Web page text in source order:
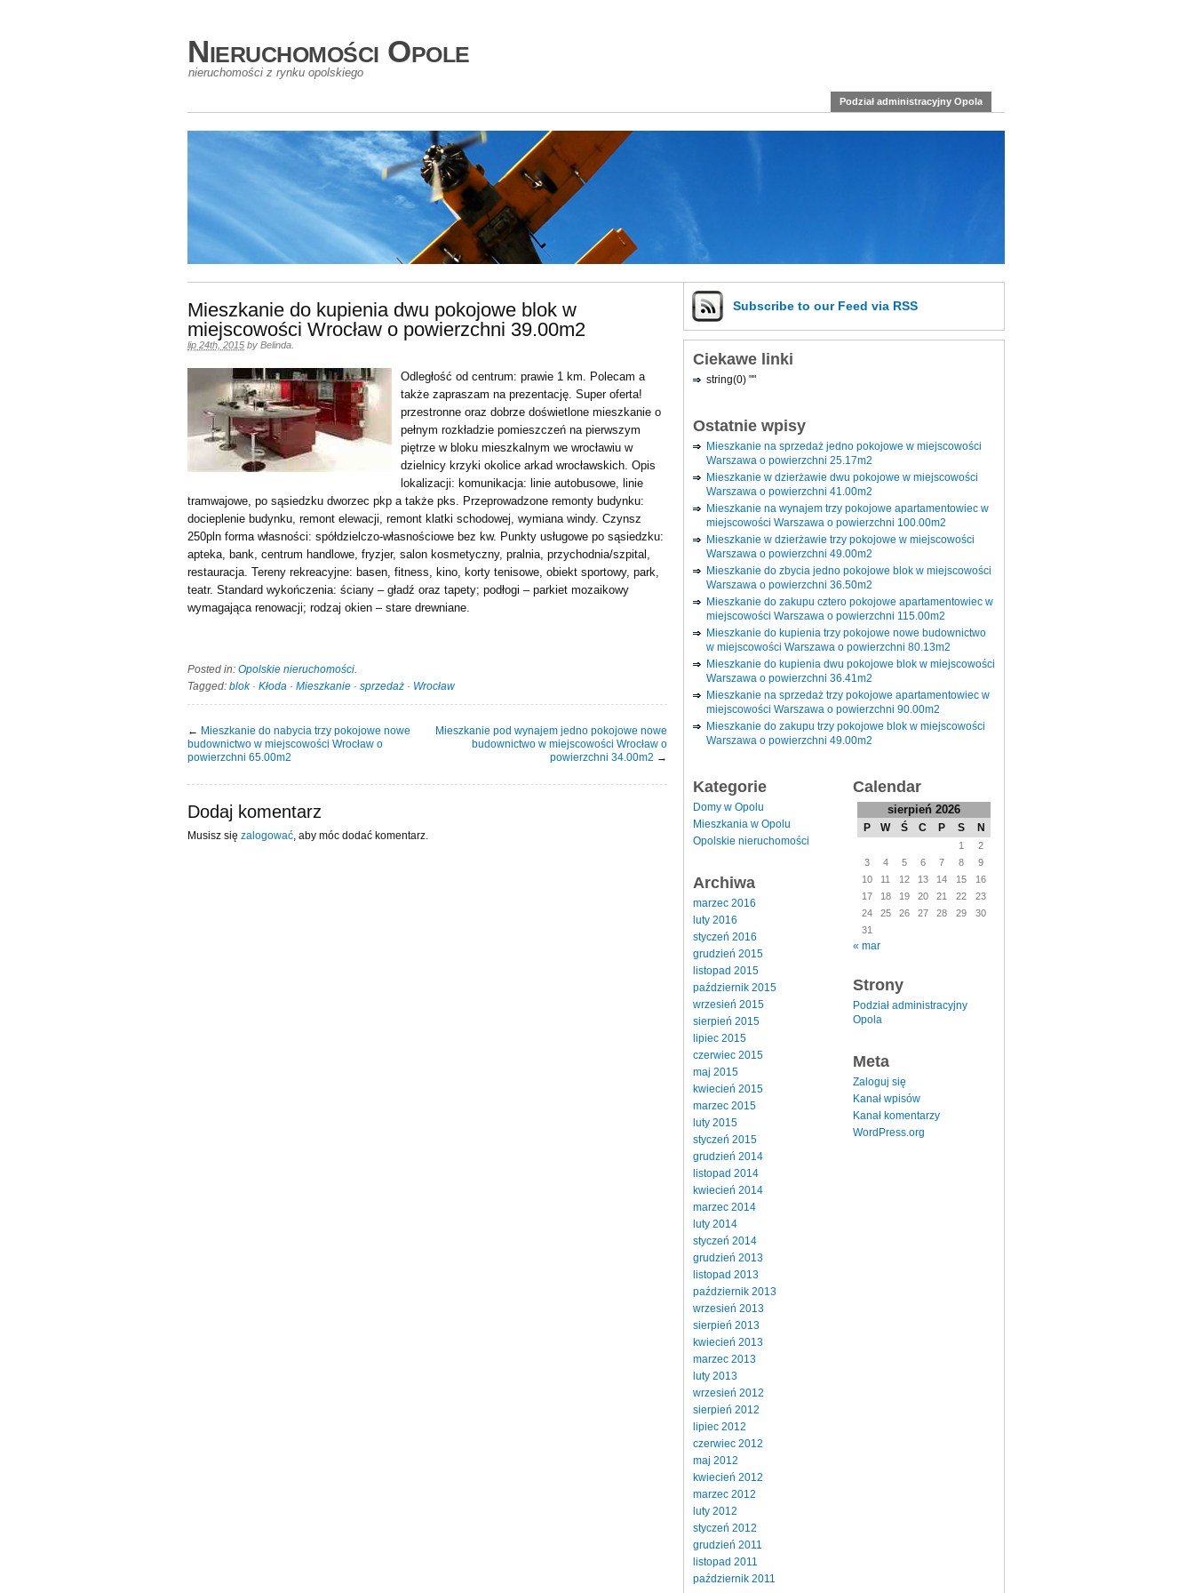
Nieruchomości Opole
nieruchomości z rynku opolskiego
Podział administracyjny Opola
Mieszkanie do kupienia dwu pokojowe blok w
miejscowości Wrocław o powierzchni 39.00m2
lip 24th, 2015 by Belinda
Odległość od centrum: prawie 1 km. Polecam a
także zapraszam na prezentację. Super oferta!
przestronne oraz dobrze doświetlone mieszkanie o
pełnym rozkładzie pomieszczeń na pierwszym
piętrze w bloku mieszkalnym we wrocławiu w
dzielnicy krzyki okolice arkad wrocławskich. Opis
lokalizacji: komunikacja: linie autobusowe, linie
tramwajowe, po sąsiedzku dworzec pkp a także pks. Przeprowadzone remonty budynku:
docieplenie budynku, remont elewacji, remont klatki schodowej, wymiana windy. Czynsz
250pln forma własności: spółdzielczo-własnościowe bez kw. Punkty usługowe po sąsiedzku:
apteka, bank, centrum handlowe, fryzjer, salon kosmetyczny, pralnia, przychodnia/szpital,
restauracja. Tereny rekreacyjne: basen, fitness, kino, korty tenisowe, obiekt sportowy, park,
teatr. Standard wykończenia: ściany – gładź oraz tapety; podłogi – parkiet mozaikowy
wymagająca renowacji; rodzaj okien – stare drewniane.
Posted in: Opolskie nieruchomości.
Tagged: blok· Kłoda · Mieszkanie · sprzedaż · Wrocław
← Mieszkanie do nabycia trzy pokojowe nowe
budownictwo w miejscowości Wrocław o
powierzchni 65.00m2
Mieszkanie pod wynajem jedno pokojowe nowe
budownictwo w miejscowości Wrocław o
powierzchni 34.00m2 →
Dodaj komentarz
Musisz się zalogować , aby móc dodać komentarz.
Subscribe to our Feed via RSS
Ciekawe linki
string(0) ""
Ostatnie wpisy
Mieszkanie na sprzedaż jedno pokojowe w miejscowości
Warszawa o powierzchni 25.17m2
Mieszkanie w dzierżawie dwu pokojowe w miejscowości
Warszawa o powierzchni 41.00m2
Mieszkanie na wynajem trzy pokojowe apartamentowiec w
miejscowości Warszawa o powierzchni 100.00m2
Mieszkanie w dzierżawie trzy pokojowe w miejscowości
Warszawa o powierzchni 49.00m2
Mieszkanie do zbycia jedno pokojowe blok w miejscowości
Warszawa o powierzchni 36.50m2
Mieszkanie do zakupu cztero pokojowe apartamentowiec w
miejscowości Warszawa o powierzchni 115.00m2
Mieszkanie do kupienia trzy pokojowe nowe budownictwo
w miejscowości Warszawa o powierzchni 80.13m2
Mieszkanie do kupienia dwu pokojowe blok w miejscowości
Warszawa o powierzchni 36.41m2
Mieszkanie na sprzedaż trzy pokojowe apartamentowiec w
miejscowości Warszawa o powierzchni 90.00m2
Mieszkanie do zakupu trzy pokojowe blok w miejscowości
Warszawa o powierzchni 49.00m2
Kategorie
Domy w Opolu
Mieszkania w Opolu
Opolskie nieruchomości
Archiwa
marzec 2016
luty 2016
styczeń 2016
grudzień 2015
listopad 2015
październik 2015
wrzesień 2015
sierpień 2015
lipiec 2015
czerwiec 2015
maj 2015
kwiecień 2015
marzec 2015
luty 2015
styczeń 2015
grudzień 2014
listopad 2014
kwiecień 2014
marzec 2014
luty 2014
styczeń 2014
grudzień 2013
listopad 2013
październik 2013
wrzesień 2013
sierpień 2013
kwiecień 2013
marzec 2013
luty 2013
wrzesień 2012
sierpień 2012
lipiec 2012
czerwiec 2012
maj 2012
kwiecień 2012
marzec 2012
luty 2012
styczeń 2012
grudzień 2011
listopad 2011
październik 2011
Calendar
sierpień 2026
P W Ś C P S N
1
2
3
4 5 6 7 8
9
10
11 12 13 14 15
16
17
18 19 20 21 22
23
24
25 26 27 28 29
30
31
« mar
Strony
Podział administracyjny
Opola
Meta
Zaloguj się
Kanał wpisów
Kanał komentarzy
WordPress.org